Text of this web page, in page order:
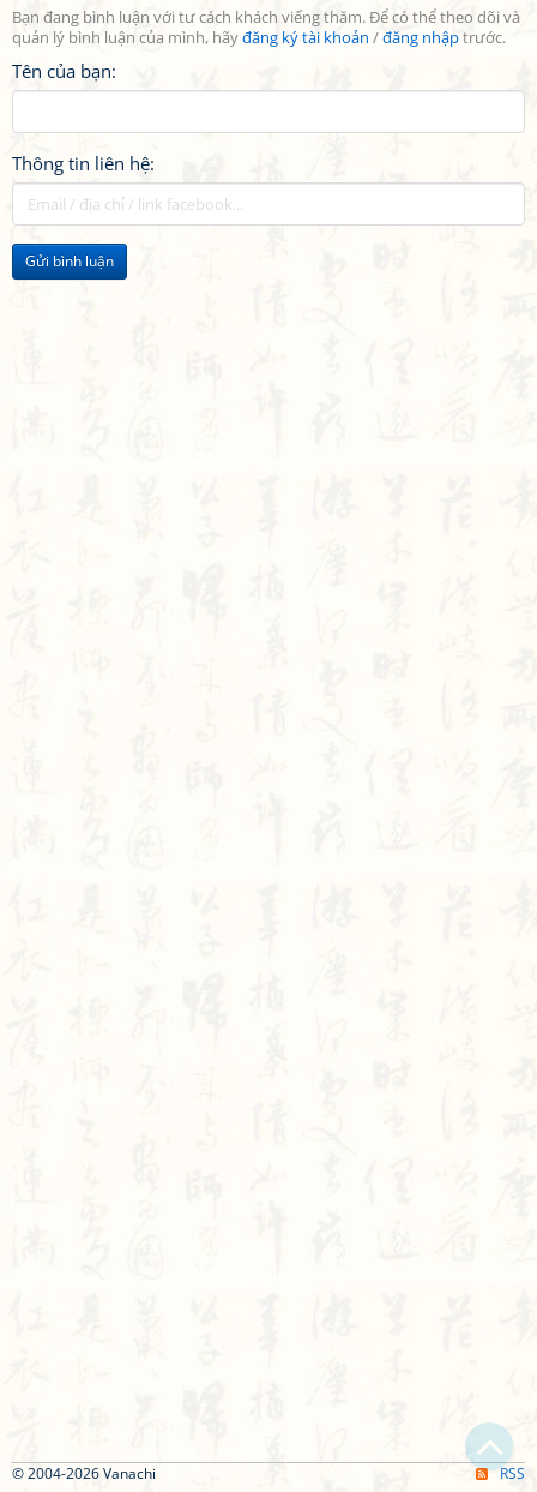
Bạn đang bình luận với tư cách khách viếng thăm. Để có thể theo dõi và
quản lý bình luận của mình, hãyđăng ký tài khoản /đăng nhậptrước.
Tên của bạn:
Thông tin liên hệ:
Gửi bình luận
© 2004-2026 Vanachi RSS